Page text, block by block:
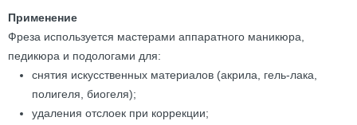
Применение
Фреза используется мастерами аппаратного маникюра,
педикюра и подологами для:
снятия искусственных материалов (акрила, гель-лака,
полигеля, биогеля);
удаления отслоек при коррекции;